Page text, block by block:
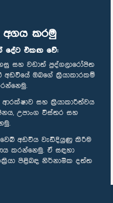
කරමු
දේට එකඟ වේ:
සහ වඩාත් පුද්ගලාරෝපිත
ඔබගේ ක්‍රියාකාරකම්
සහ ක්‍රියාකාරීත්වය
උපාංග විස්තර සහ
අඩවිය වැඩිදියුණු කිරීම
කරන්නෙමු. ඒ සඳහා
පිළිබඳ නිර්නාමික දත්ත